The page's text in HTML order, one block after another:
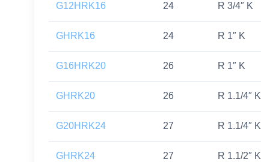
G12HRK16 24 R 3/4″ K
GHRK16 24 R 1″ K
G16HRK20 26 R 1″ K
GHRK20 26 R 1.1/4″ K
G20HRK24 27 R 1.1/4″ K
GHRK24 27 R 1.1/2″ K